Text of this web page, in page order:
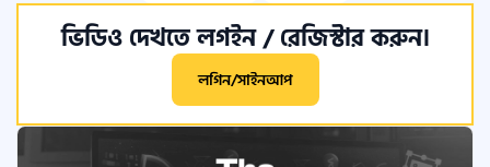
ভিডিও দেখতে লগইন / রেজিস্টার করুন।
লগিন/সাইনআপ